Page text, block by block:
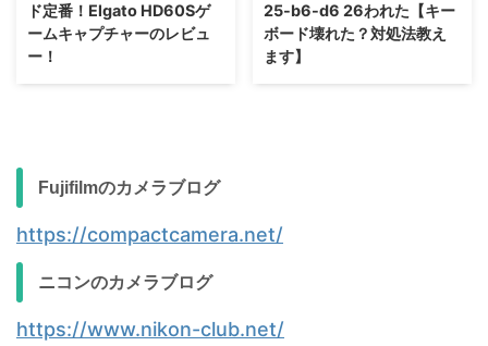
ド定番！Elgato HD60Sゲ
ームキャプチャーのレビュ
ー！
25-b6-d6 26われた【キー
ボード壊れた？対処法教え
ます】
Fujifilmのカメラブログ
https://compactcamera.net/
ニコンのカメラブログ
https://www.nikon-club.net/